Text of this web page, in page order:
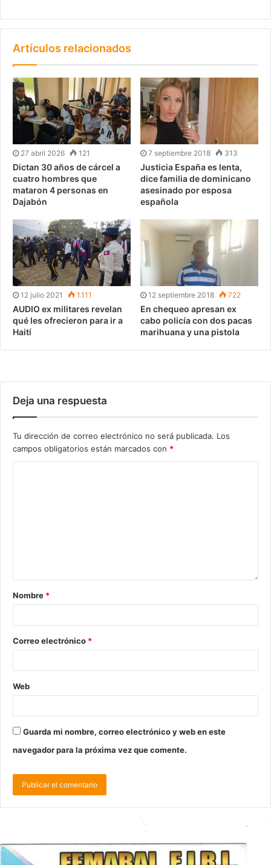
Artículos relacionados
27 abril 2026 121
Dictan 30 años de cárcel a
cuatro hombres que
mataron 4 personas en
Dajabón
7 septiembre 2018 313
Justicia España es lenta,
dice familia de dominicano
asesinado por esposa
española
12 julio 2021 1.111
AUDIO ex militares revelan
qué les ofrecieron para ir a
Haití
12 septiembre 2018 722
En chequeo apresan ex
cabo policía con dos pacas
marihuana y una pistola
Deja una respuesta
Tu dirección de correo electrónico no será publicada. Los
campos obligatorios están marcados con *
Nombre *
Correo electrónico *
Web
Guarda mi nombre, correo electrónico y web en este
navegador para la próxima vez que comente.